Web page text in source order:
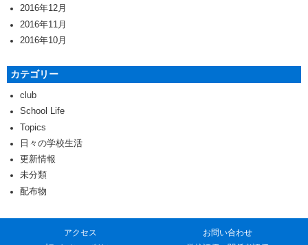
2016年12月
2016年11月
2016年10月
カテゴリー
club
School Life
Topics
日々の学校生活
更新情報
未分類
配布物
アクセス
お問い合わせ